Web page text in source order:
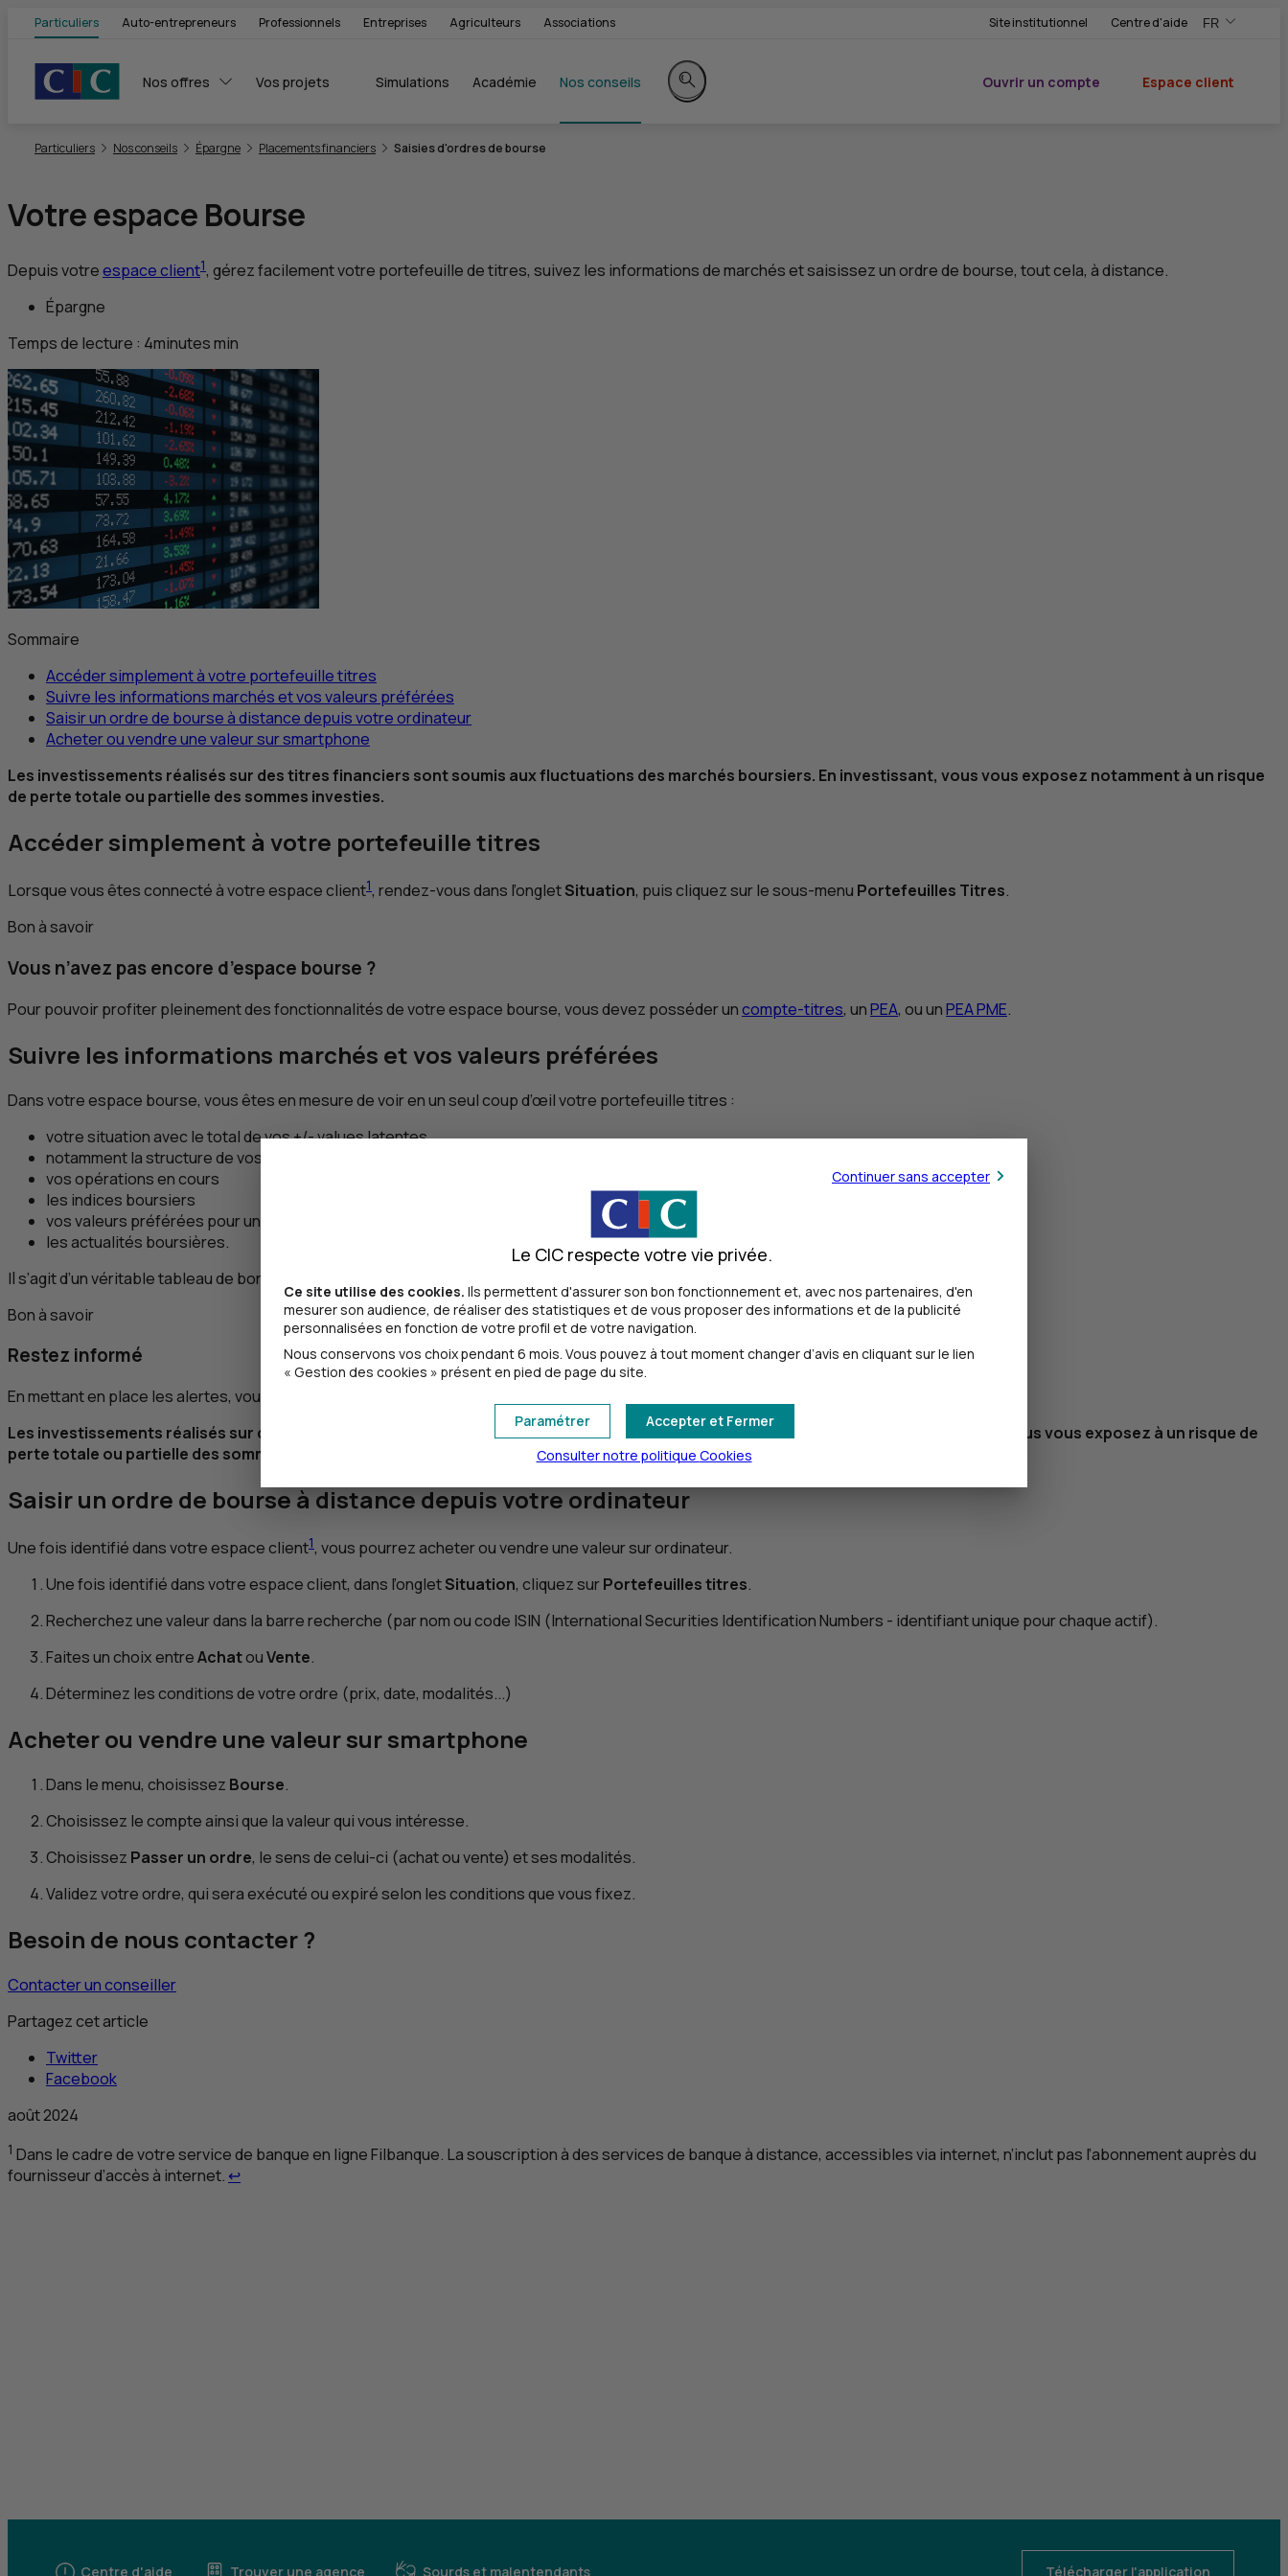
Particuliers Auto-entrepreneurs Professionnels Entreprises Agriculteurs Associations Site institutionnel Centre d'aide FR
,Version
,Changer de
Nos offres Vos projets Simulations Académie Nos conseils
Rechercher sur le site
Ouvrir un compte
Espace client
Particuliers Nos conseils Épargne Placements financiers Saisies d'ordres de bourse
Votre espace Bourse
Depuis votreespace client1, gérez facilement votre portefeuille de titres, suivez les informations de marchés et saisissez un ordre de bourse, tout cela, à distance.
Épargne
Temps de lecture : 4minutesmin
Sommaire
Accéder simplement à votre portefeuille titres
Suivre les informations marchés et vos valeurs préférées
Saisir un ordre de bourse à distance depuis votre ordinateur
Acheter ou vendre une valeur sur smartphone
Les investissements réalisés sur des titres financiers sont soumis aux fluctuations des marchés boursiers. En investissant, vous vous exposez notamment à un risque
de perte totale ou partielle des sommes investies.
Accéder simplement à votre portefeuille titres
Lorsque vous êtes connecté à votre espace client1, rendez-vous dans l’ongletSituation, puis cliquez sur le sous-menu Portefeuilles Titres.
Bon à savoir
Vous n’avez pas encore d’espace bourse ?
Pour pouvoir profiter pleinement des fonctionnalités de votre espace bourse, vous devez posséder uncompte-titres, unPEA, ou unPEA PME.
Suivre les informations marchés et vos valeurs préférées
Dans votre espace bourse, vous êtes en mesure de voir en un seul coup d’œil votre portefeuille titres :
votre situation avec le total de vos +/- values latentes
notamment la structure de vos avoirs répartie entre obligations,
vos opérations en cours
les indices boursiers
vos valeurs préférées pour un suivi facilité
les actualités boursières.
Il s’agit d’un véritable tableau de bord pour gérer vos placements et piloter votre portefeuille.
Bon à savoir
Restez informé
En mettant en place les alertes, vous gardez un œil sur les évolutions des marchés financiers.
Les investissements réalisés sur des titres financiers peuvent être soumis aux fluctuations des marchés boursiers. En investissant, vous vous exposez à un risque de
perte totale ou partielle des sommes investies.
Saisir un ordre de bourse à distance depuis votre ordinateur
Une fois identifié dans votre espace client1, vous pourrez acheter ou vendre une valeur sur ordinateur.
Une fois identifié dans votre espace client, dans l’ongletSituation, cliquez surPortefeuilles titres.
Recherchez une valeur dans la barre recherche (par nom ou code ISIN (International Securities Identification Numbers - identifiant unique pour chaque actif).
Faites un choix entreAchatouVente.
Déterminez les conditions de votre ordre (prix, date, modalités...)
Acheter ou vendre une valeur sur smartphone
Dans le menu, choisissez Bourse.
Choisissez le compte ainsi que la valeur qui vous intéresse.
Choisissez Passer un ordre, le sens de celui-ci (achat ou vente) et ses modalités.
Validez votre ordre, qui sera exécuté ou expiré selon les conditions que vous fixez.
Besoin de nous contacter ?
Contacter un conseiller
Partagez cet article
Twitter
Facebook
août 2024
1 Dans le cadre de votre service de banque en ligne Filbanque. La souscription à des services de banque à distance, accessibles via internet, n’inclut pas l’abonnement auprès du
fournisseur d’accès à internet. ↩Retour au renvoi 1
Centre d'aide Trouver une agence Sourds et malentendants Télécharger l'application
Continuer sans accepter
Le CIC respecte votre vie privée.
Ce site utilise des cookies. Ils permettent d'assurer son bon fonctionnement et, avec nos partenaires, d'en
mesurer son audience, de réaliser des statistiques et de vous proposer des informations et de la publicité
personnalisées en fonction de votre profil et de votre navigation.
Nous conservons vos choix pendant 6 mois. Vous pouvez à tout moment changer d’avis en cliquant sur le lien
« Gestion des cookies » présent en pied de page du site.
Accepter et Fermer
Paramétrer
Consulter notre politique Cookies